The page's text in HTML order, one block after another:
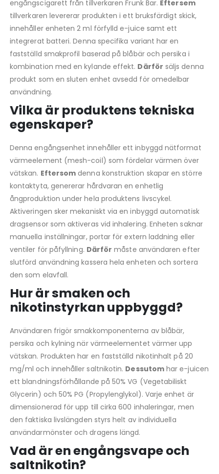
engångscigarett från tillverkaren Frunk Bar. Eftersem
tillverkaren levererar produkten i ett bruksfärdigt skick,
innehåller enheten 2 ml förfylld e-juice samt ett
integrerat batteri. Denna specifika variant har en
fastställd smakprofil baserad på blåbär och persika i
kombination med en kylande effekt. Därför säljs denna
produkt som en sluten enhet avsedd för omedelbar
användning.
Vilka är produktens tekniska
egenskaper?
Denna engångsenhet innehåller ett inbyggd nätformat
värmeelement (mesh-coil) som fördelar värmen över
vätskan. Eftersom denna konstruktion skapar en större
kontaktyta, genererar hårdvaran en enhetlig
ångproduktion under hela produktens livscykel.
Aktiveringen sker mekaniskt via en inbyggd automatisk
dragsensor som aktiveras vid inhalering. Enheten saknar
manuella inställningar, portar för extern laddning eller
ventiler för påfyllning. Därför måste användaren efter
slutförd användning kassera hela enheten och sortera
den som elavfall.
Hur är smaken och
nikotinstyrkan uppbyggd?
Användaren frigör smakkomponenterna av blåbär,
persika och kylning när värmeelementet värmer upp
vätskan. Produkten har en fastställd nikotinhalt på 20
mg/ml och innehåller saltnikotin. Dessutomhar e-juicen
ett blandningsförhållande på 50% VG (Vegetabiliskt
Glycerin) och 50% PG (Propylenglykol). Varje enhet är
dimensionerad för upp till cirka 600 inhaleringar, men
den faktiska livslängden styrs helt av individuella
användarmönster och dragens längd.
Vad är en engångsvape och
saltnikotin?